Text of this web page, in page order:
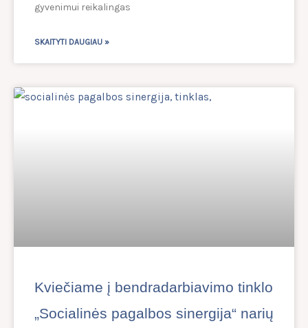
gyvenimui reikalingas
SKAITYTI DAUGIAU »
Kviečiame į bendradarbiavimo tinklo
„Socialinės pagalbos sinergija“ narių